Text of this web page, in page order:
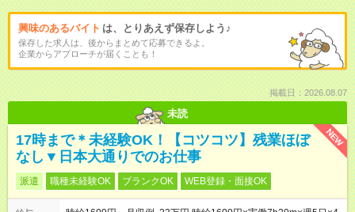
興味のあるバイト は、とりあえず保存しよう♪
保存した求人は、後からまとめて応募できるよ。
企業からアプローチが届くことも！
掲載日：2026.08.07
未読
NEW
17時まで＊未経験OK！【コツコツ】残業ほぼ
なし▼日本大通りでのお仕事
派遣 職種未経験OK ブランクOK WEB登録・面接OK